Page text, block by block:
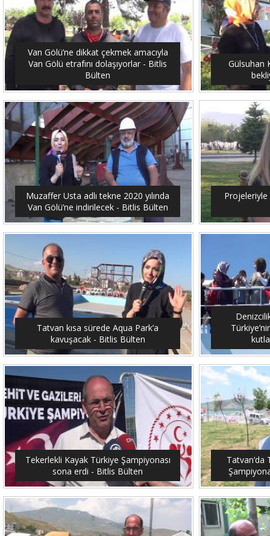
Van Gölü’ne dikkat çekmek amacıyla
Van Gölü etrafını dolaşıyorlar - Bitlis
Bülten
Gülsuhan
Muzaffer Usta adlı tekne 2020 yılında
Van Gölü’ne indirilecek - Bitlis Bülten
Projeleriyle
Tatvan kısa sürede Aqua Park’a
kavuşacak - Bitlis Bülten
Tekerlekli Kayak Türkiye Şampiyonası
sona erdi - Bitlis Bülten
Tatvan’da